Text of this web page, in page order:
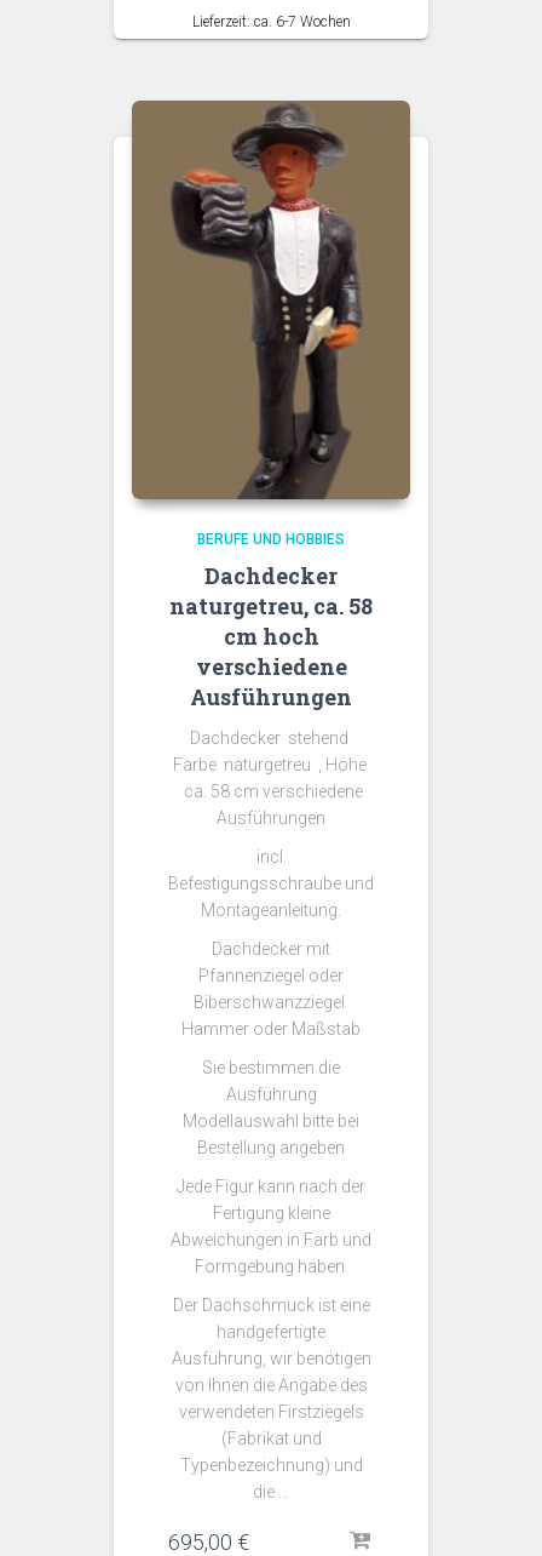
Lieferzeit: ca. 6-7 Wochen
BERUFE UND HOBBIES
Dachdecker
naturgetreu, ca. 58
cm hoch
verschiedene
Ausführungen
Dachdecker stehend
Farbe naturgetreu , Höhe
ca. 58 cm verschiedene
Ausführungen
incl.
Befestigungsschraube und
Montageanleitung.
Dachdecker mit
Pfannenziegel oder
Biberschwanzziegel
Hammer oder Maßstab
Sie bestimmen die
Ausführung
Modellauswahl bitte bei
Bestellung angeben
Jede Figur kann nach der
Fertigung kleine
Abweichungen in Farb und
Formgebung haben.
Der Dachschmuck ist eine
handgefertigte
Ausführung, wir benötigen
von Ihnen die Angabe des
verwendeten Firstziegels
(Fabrikat und
Typenbezeichnung) und
die …
695,00 €